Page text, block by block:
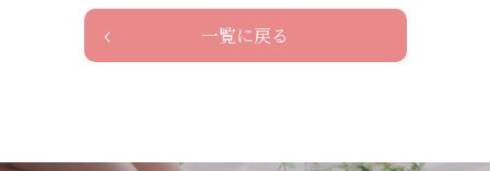
一覧に戻る